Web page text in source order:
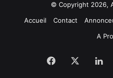
© Copyright 2026,
Accueil
Contact
A
Facebook